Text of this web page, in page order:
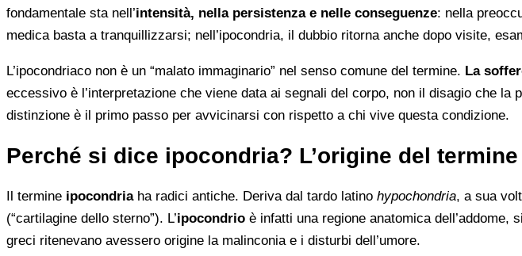
fondamentale sta nell’intensità, nella persistenza e nelle conseguenze: nella
medica basta a tranquillizzarsi; nell’ipocondria, il dubbio ritorna anche dopo visite,
L’ipocondriaco non è un “malato immaginario” nel senso comune del termine. La
eccessivo è l’interpretazione che viene data ai segnali del corpo, non il disagio che la
distinzione è il primo passo per avvicinarsi con rispetto a chi vive questa condizione.
Perché si dice ipocondria? L’origine del termine
Il termine ipocondriaha radici antiche. Deriva dal tardo latino hypochondria, a sua
(“cartilagine dello sterno”). L’ipocondrio è infatti una regione anatomica dell’addome,
greci ritenevano avessero origine la malinconia e i disturbi dell’umore.